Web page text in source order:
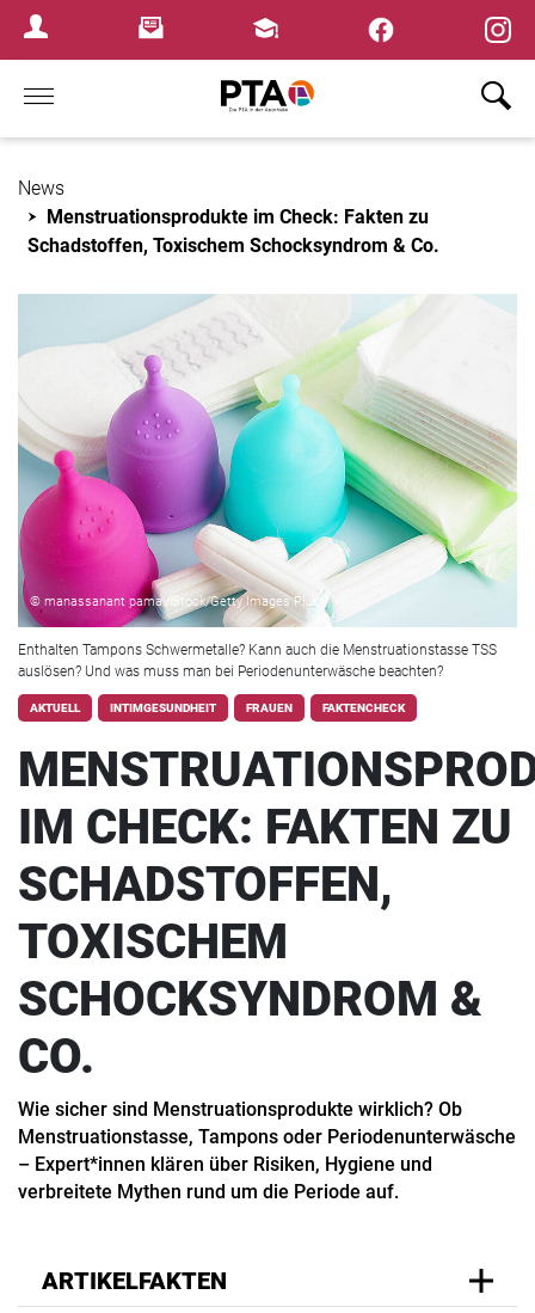
Login MenuNewsletterFortbildungen
Home
News
Menstruationsprodukte im Check: Fakten zu
Schadstoffen, Toxischem Schocksyndrom & Co.
© manassanant pamai/iStock/Getty Images Plus
Enthalten Tampons Schwermetalle? Kann auch die Menstruationstasse TSS
auslösen? Und was muss man bei Periodenunterwäsche beachten?
AKTUELL INTIMGESUNDHEIT FRAUEN FAKTENCHECK
IM CHECK: FAKTEN ZU
SCHADSTOFFEN,
TOXISCHEM
SCHOCKSYNDROM &
CO.
Wie sicher sind Menstruationsprodukte wirklich? Ob
Menstruationstasse, Tampons oder Periodenunterwäsche
– Expert*innen klären über Risiken, Hygiene und
verbreitete Mythen rund um die Periode auf.
ARTIKELFAKTEN